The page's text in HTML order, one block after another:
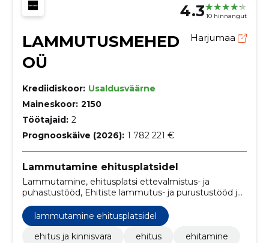
4.3 10 hinnangut
LAMMUTUSMEHED
OÜ
Harjumaa
Krediidiskoor: Usaldusväärne
Maineskoor: 2150
Töötajaid: 2
Prognooskäive (2026): 1 782 221 €
Lammutamine ehitusplatsidel
Lammutamine, ehitusplatsi ettevalmistus- ja
puhastustööd, Ehitiste lammutus- ja purustustööd ja
pinnase eemaldamistööd, ehitus, ehitamine,
teemantsaagimine, teemantpuurimine,
kanalisatsiooni, tallinn, Tehnika, lammutustööd
lammutamine ehitusplatsidel
ehitus ja kinnisvara
ehitus
ehitamine